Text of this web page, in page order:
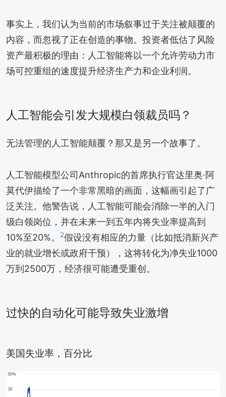
事实上，我们认为当前的市场叙事过于关注被颠覆的
内容，而忽视了正在创造的事物。投资者低估了风险
资产最积极的理由：人工智能将以一个允许劳动力市
场可控重组的速度提升经济生产力和企业利润。
人工智能会引发大规模白领裁员吗？
无法管理的人工智能颠覆？那又是另一个故事了。
人工智能模型公司Anthropic的首席执行官达里奥·阿
莫代伊描绘了一个非常黑暗的画面，这幅画引起了广
泛关注。他警告说，人工智能可能会消除一半的入门
级白领岗位，并在未来一到五年内将失业率提高到
10%至20%。
2假设没有相应的力量（比如抵消新兴产
业的就业增长或政府干预），这将转化为净失业1000
万到2500万，经济很可能遭受重创。
过快的自动化可能导致失业激增
美国失业率，百分比